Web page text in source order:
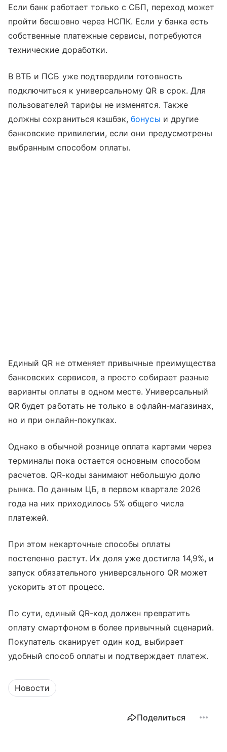
Если банк работает только с СБП, переход может
пройти бесшовно через НСПК. Если у банка есть
собственные платежные сервисы, потребуются
технические доработки.
В ВТБ и ПСБ уже подтвердили готовность
подключиться к универсальному QR в срок. Для
пользователей тарифы не изменятся. Также
должны сохраниться кэшбэк,бонусы и другие
банковские привилегии, если они предусмотрены
выбранным способом оплаты.
Единый QR не отменяет привычные преимущества
банковских сервисов, а просто собирает разные
варианты оплаты в одном месте. Универсальный
QR будет работать не только в офлайн-магазинах,
но и при онлайн-покупках.
Однако в обычной рознице оплата картами через
терминалы пока остается основным способом
расчетов. QR-коды занимают небольшую долю
рынка. По данным ЦБ, в первом квартале 2026
года на них приходилось 5% общего числа
платежей.
При этом некарточные способы оплаты
постепенно растут. Их доля уже достигла 14,9%, и
запуск обязательного универсального QR может
ускорить этот процесс.
По сути, единый QR-код должен превратить
оплату смартфоном в более привычный сценарий.
Покупатель сканирует один код, выбирает
удобный способ оплаты и подтверждает платеж.
Новости
Поделиться